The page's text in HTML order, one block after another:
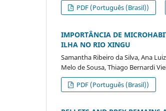
PDF (Português (Brasil))
IMPORTÂNCIA DE
ILHA NO RIO XINGU
Samantha Ribeiro da Silva, Ana
Melo de Sousa, Thiago Bernardi
PDF (Português (Brasil))